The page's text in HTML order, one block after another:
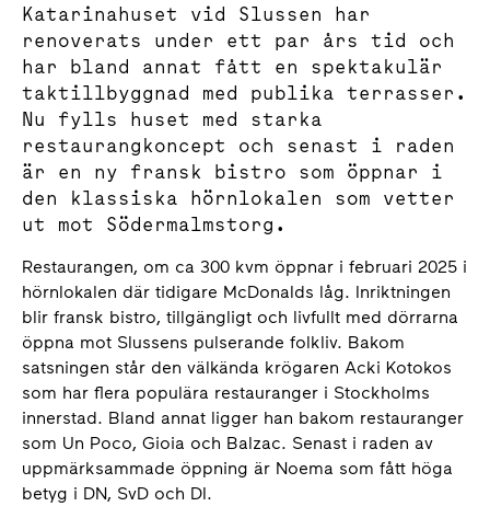
Katarinahuset vid Slussen har
renoverats under ett par års tid och
har bland annat fått en spektakulär
taktillbyggnad med publika terrasser.
Nu fylls huset med starka
restaurangkoncept och senast i raden
är en ny fransk bistro som öppnar i
den klassiska hörnlokalen som vetter
ut mot Södermalmstorg.
Restaurangen, om ca 300 kvm öppnar i februari 2025 i
hörnlokalen där tidigare McDonalds låg. Inriktningen
blir fransk bistro, tillgängligt och livfullt med dörrarna
öppna mot Slussens pulserande folkliv. Bakom
satsningen står den välkända krögaren Acki Kotokos
som har flera populära restauranger i Stockholms
innerstad. Bland annat ligger han bakom restauranger
som Un Poco, Gioia och Balzac. Senast i raden av
uppmärksammade öppning är Noema som fått höga
betyg i DN, SvD och DI.